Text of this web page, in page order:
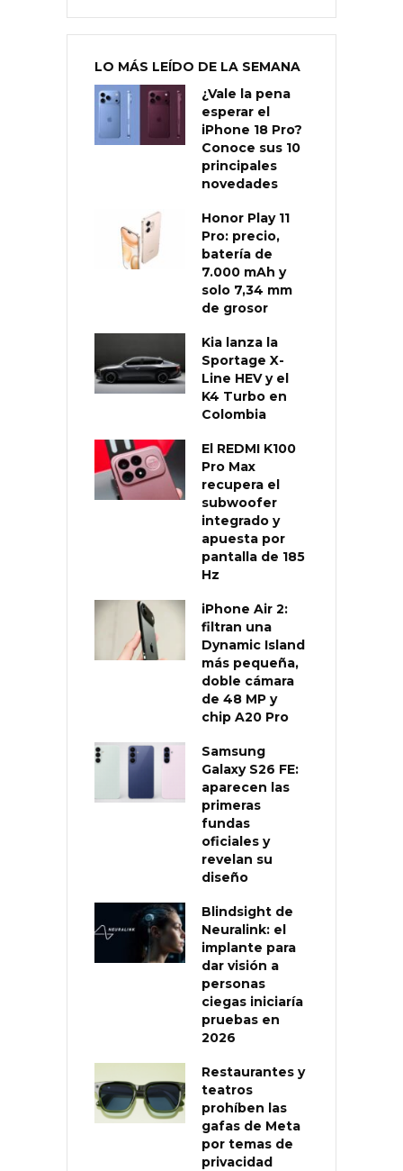
LO MÁS LEÍDO DE LA SEMANA
¿Vale la pena
esperar el
iPhone 18 Pro?
Conoce sus 10
principales
novedades
Honor Play 11
Pro: precio,
batería de
7.000 mAh y
solo 7,34 mm
de grosor
Kia lanza la
Sportage X-
Line HEV y el
K4 Turbo en
Colombia
El REDMI K100
Pro Max
recupera el
subwoofer
integrado y
apuesta por
pantalla de 185
Hz
iPhone Air 2:
filtran una
Dynamic Island
más pequeña,
doble cámara
de 48 MP y
chip A20 Pro
Samsung
Galaxy S26 FE:
aparecen las
primeras
fundas
oficiales y
revelan su
diseño
Blindsight de
Neuralink: el
implante para
dar visión a
personas
ciegas iniciaría
pruebas en
2026
Restaurantes y
teatros
prohíben las
gafas de Meta
por temas de
privacidad